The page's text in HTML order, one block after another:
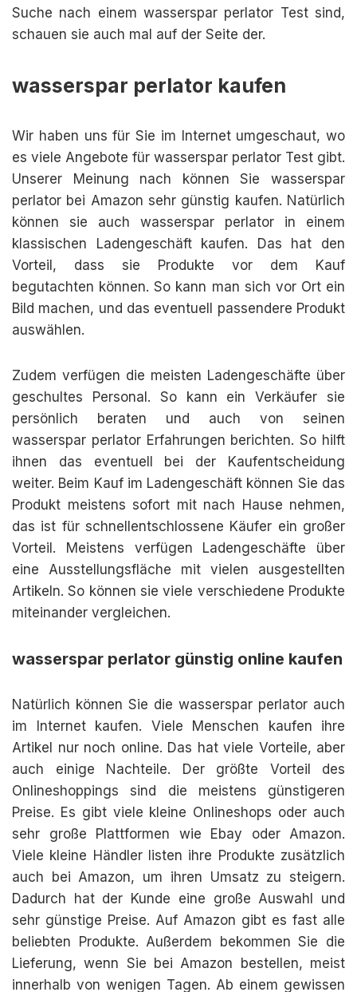
Suche nach einem wasserspar perlator Test sind,
schauen sie auch mal auf der Seite der.
wasserspar perlator kaufen
Wir haben uns für Sie im Internet umgeschaut, wo
es viele Angebote für wasserspar perlator Test gibt.
Unserer Meinung nach können Sie wasserspar
perlator bei Amazon sehr günstig kaufen. Natürlich
können sie auch wasserspar perlator in einem
klassischen Ladengeschäft kaufen. Das hat den
Vorteil, dass sie Produkte vor dem Kauf
begutachten können. So kann man sich vor Ort ein
Bild machen, und das eventuell passendere Produkt
auswählen.
Zudem verfügen die meisten Ladengeschäfte über
geschultes Personal. So kann ein Verkäufer sie
persönlich beraten und auch von seinen
wasserspar perlator Erfahrungen berichten. So hilft
ihnen das eventuell bei der Kaufentscheidung
weiter. Beim Kauf im Ladengeschäft können Sie das
Produkt meistens sofort mit nach Hause nehmen,
das ist für schnellentschlossene Käufer ein großer
Vorteil. Meistens verfügen Ladengeschäfte über
eine Ausstellungsfläche mit vielen ausgestellten
Artikeln. So können sie viele verschiedene Produkte
miteinander vergleichen.
wasserspar perlator günstig online kaufen
Natürlich können Sie die wasserspar perlator auch
im Internet kaufen. Viele Menschen kaufen ihre
Artikel nur noch online. Das hat viele Vorteile, aber
auch einige Nachteile. Der größte Vorteil des
Onlineshoppings sind die meistens günstigeren
Preise. Es gibt viele kleine Onlineshops oder auch
sehr große Plattformen wie Ebay oder Amazon.
Viele kleine Händler listen ihre Produkte zusätzlich
auch bei Amazon, um ihren Umsatz zu steigern.
Dadurch hat der Kunde eine große Auswahl und
sehr günstige Preise. Auf Amazon gibt es fast alle
beliebten Produkte. Außerdem bekommen Sie die
Lieferung, wenn Sie bei Amazon bestellen, meist
innerhalb von wenigen Tagen. Ab einem gewissen